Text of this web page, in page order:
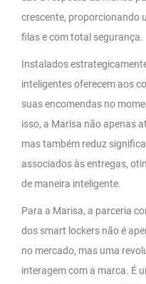
crescente, proporcionando
filas e com total segurança.
Instalados
inteligentes oferecem aos
suas encomendas no
isso, a Marisa não apenas
mas também reduz
associados às entregas,
de maneira inteligente.
Para a Marisa, a parceria
dos smart lockers não é
no mercado, mas uma
interagem com a marca. É